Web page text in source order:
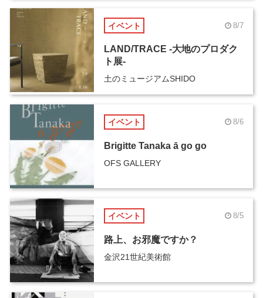
イベント 8/7
LAND/TRACE -大地のプロダク
ト展-
土のミュージアムSHIDO
イベント 8/6
Brigitte Tanaka ā go go
OFS GALLERY
イベント 8/5
路上、お邪魔ですか？
金沢21世紀美術館